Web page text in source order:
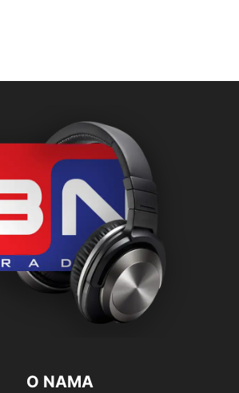
O NAMA